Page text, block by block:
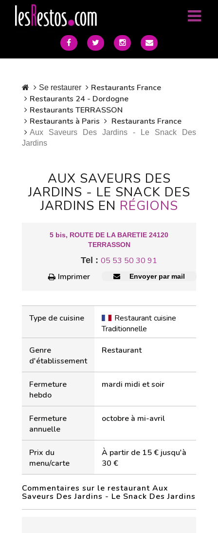
Se restaurer
Restaurants France
Restaurants 24 - Dordogne
Restaurants TERRASSON
Restaurants à Paris
Restaurants France
Aux Saveurs Des Jardins - Le Snack Des
Jardins
AUX SAVEURS DES
JARDINS - LE SNACK DES
JARDINS EN RÉGIONS
5 bis, ROUTE DE LA BARETIE 24120
TERRASSON
Tel : 05 53 50 30 91
Imprimer
Envoyer par mail
Type de cuisine
Restaurant cuisine
Traditionnelle
Genre
d'établissement
Restaurant
Fermeture
hebdo
mardi midi et soir
Fermeture
annuelle
octobre à mi-avril
Prix du
menu/carte
À partir de 15 € jusqu'à
30 €
Commentaires sur le restaurant Aux
Saveurs Des Jardins - Le Snack Des Jardins